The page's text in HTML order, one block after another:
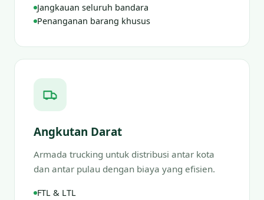
Jangkauan seluruh bandara
Penanganan barang khusus
Angkutan Darat
Armada trucking untuk distribusi antar kota
dan antar pulau dengan biaya yang efisien.
FTL & LTL